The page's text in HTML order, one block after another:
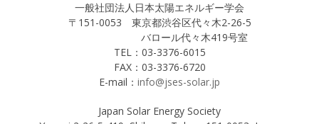
一般社団法人日本太陽エネルギー学会
〒151-0053 東京都渋谷区代々木2-26-5
バロール代々木419号室
TEL：03-3376-6015
FAX：03-3376-6720
E-mail： info@jses-solar.jp
Japan Solar Energy Society